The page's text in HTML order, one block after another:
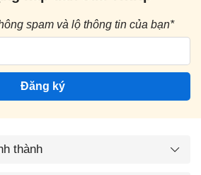
spam và lộ thông tin của bạn*
Đăng ký
thành